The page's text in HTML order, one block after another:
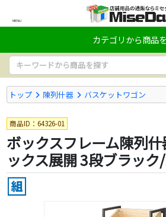
MENU
カテゴリから商品
トップ 陳列什器 バスケットワゴン
商品ID：64326-01
ボックスフレーム陳列
ックス展開 3段ブラッ